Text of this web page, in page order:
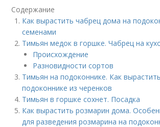
Содержание
Как вырастить чабрец дома на
семенами
Тимьян медок в горшке. Чабрец на
Происхождение
Разновидности сортов
Тимьян на подоконнике. Как
подоконнике из черенков
Тимьян в горшке сохнет. Посадка
Как вырастить розмарин дома.
для разведения розмарина на